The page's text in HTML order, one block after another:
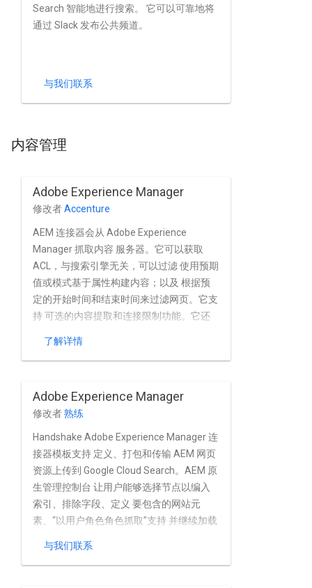
Search 智能地进行搜索。 它可以可靠地将
通过 Slack 发布公共频道。
与我们联系
内容管理
Adobe Experience Manager
修改者Accenture
AEM 连接器会从 Adobe Experience
Manager 抓取内容 服务器。它可以获取
ACL，与搜索引擎无关，可以过滤 使用预期
值或模式基于属性构建内容；以及 根据预
定的开始时间和结束时间来过滤网页。它支
持 可选的内容提取和连接限制功能。它还
了解详情
Adobe Experience Manager
修改者熟练
Handshake Adobe Experience Manager 连
接器模板支持 定义、打包和传输 AEM 网页
资源上传到 Google Cloud Search。AEM 原
生管理控制台 让用户能够选择节点以编入
索引、排除字段、定义 要包含的网站元
素、“以用户角色角色抓取”支持 并继续加载
与我们联系